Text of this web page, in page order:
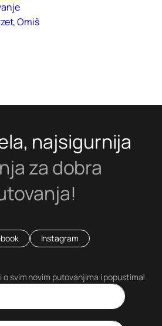
Omiš
najsigurnija
za dobra
Instagram
svim novim putovanjima i popustima!